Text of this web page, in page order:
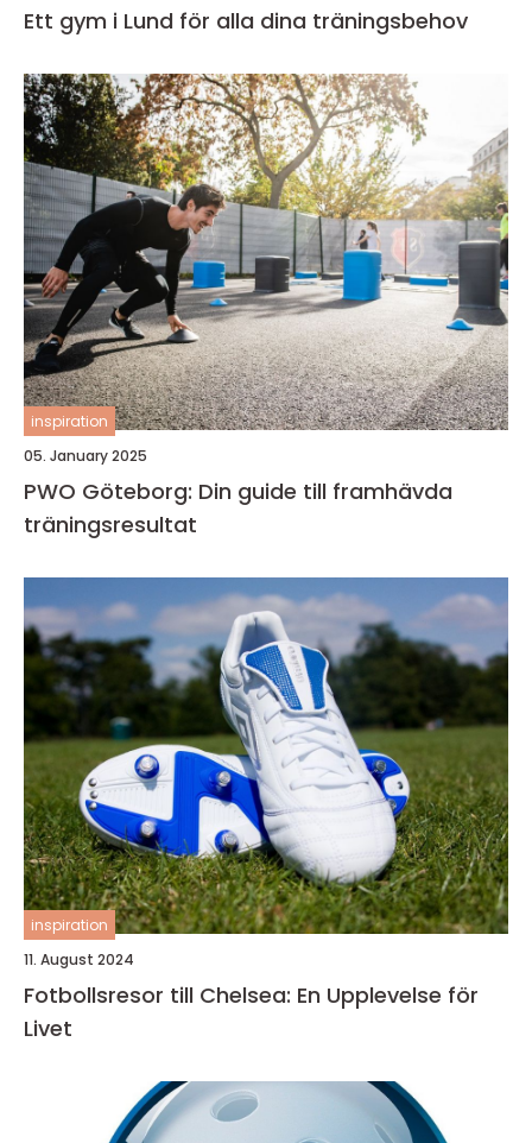
Ett gym i Lund för alla dina träningsbehov
inspiration
05. January 2025
PWO Göteborg: Din guide till framhävda
träningsresultat
inspiration
11. August 2024
Fotbollsresor till Chelsea: En Upplevelse för
Livet